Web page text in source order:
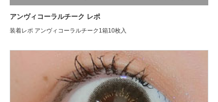
着レポ
アンヴィコーラルチーク レポ
装着レポ アンヴィコーラルチーク1箱10枚入